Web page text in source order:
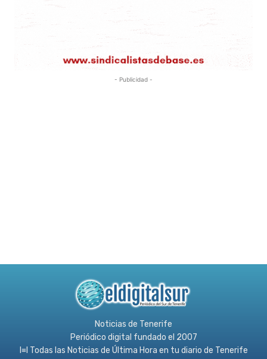
- Publicidad -
Noticias de Tenerife
Periódico digital fundado el 2007
l≡l Todas las Noticias de Última Hora en tu diario de Tenerife